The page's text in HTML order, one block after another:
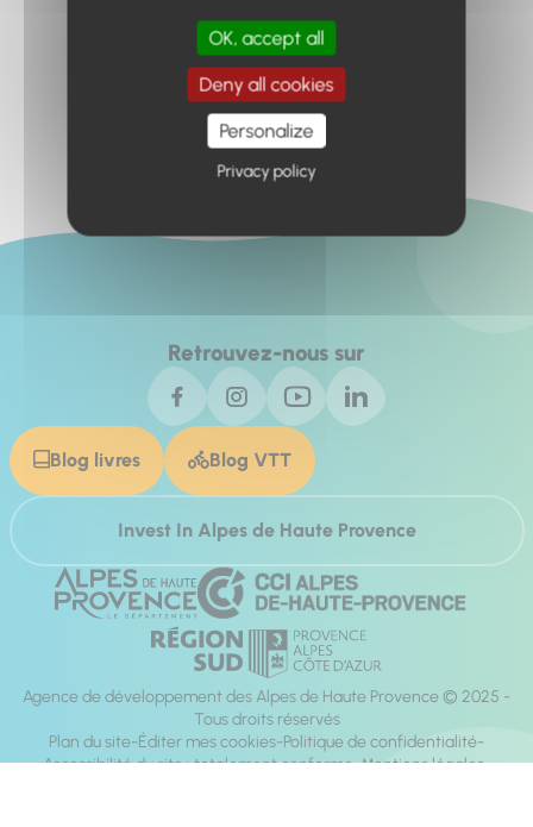
Retour à l'accueil
Retrouvez-nous sur
Blog livres Blog VTT
Invest In Alpes de Haute Provence
Agence de développement des Alpes de Haute Provence © 2025 -
Tous droits réservés
Plan du site Éditer mes cookies Politique de confidentialité
Accessibilité du site : totalement conforme Mentions légales
OK, accept all
Deny all cookies
Personalize
Privacy policy